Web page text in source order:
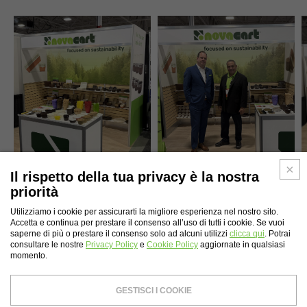
Il rispetto della tua privacy è la nostra
priorità
Utilizziamo i cookie per assicurarti la migliore esperienza nel nostro sito.
Accetta e continua per prestare il consenso all’uso di tutti i cookie. Se vuoi
saperne di più o prestare il consenso solo ad alcuni utilizzi clicca qui. Potrai
consultare le nostre Privacy Policy e Cookie Policy aggiornate in qualsiasi
momento.
GESTISCI I COOKIE